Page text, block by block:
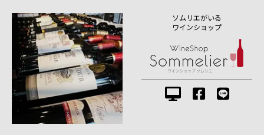
ソムリエがいる
ワインショップ